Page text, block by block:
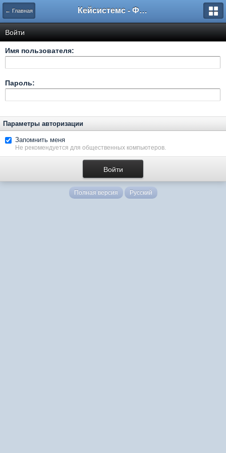
← Главная Кейсистемс - Форумы
Войти
Имя пользователя:
Пароль:
Параметры авторизации
Запомнить меня
Не рекомендуется для общественных компьютеров.
Полная версия Русский